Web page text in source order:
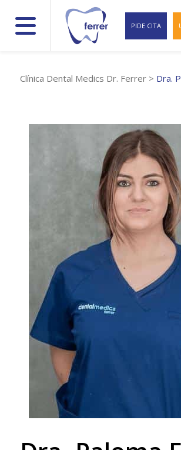
PIDE CITA
Clínica Dental Medics Dr. Ferrer> Dra.